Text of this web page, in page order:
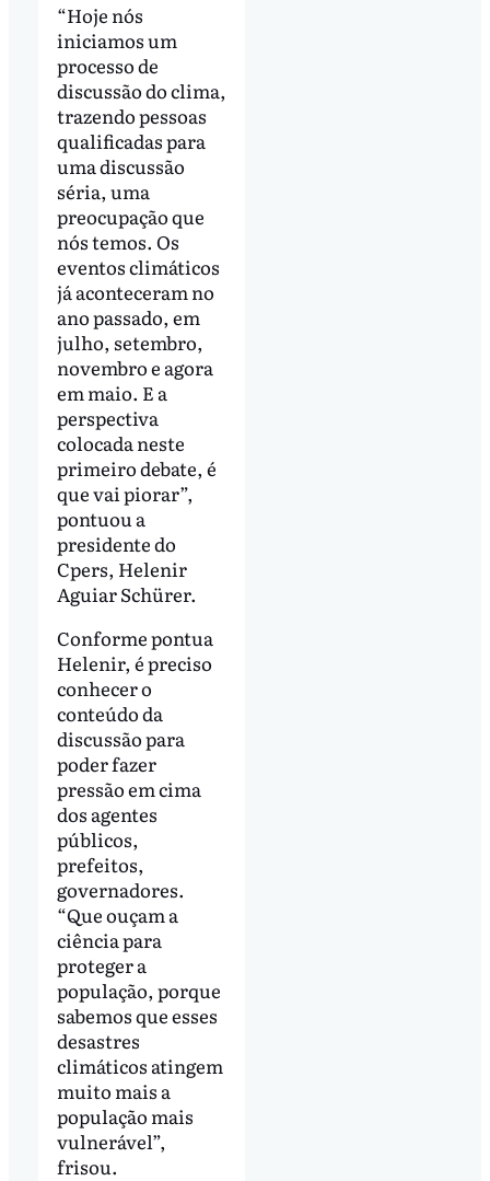
“Hoje nós
iniciamos um
processo de
discussão do clima,
trazendo pessoas
qualificadas para
uma discussão
séria, uma
preocupação que
nós temos. Os
eventos climáticos
já aconteceram no
ano passado, em
julho, setembro,
novembro e agora
em maio. E a
perspectiva
colocada neste
primeiro debate, é
que vai piorar”,
pontuou a
presidente do
Cpers, Helenir
Aguiar Schürer.
Conforme pontua
Helenir, é preciso
conhecer o
conteúdo da
discussão para
poder fazer
pressão em cima
dos agentes
públicos,
prefeitos,
governadores.
“Que ouçam a
ciência para
proteger a
população, porque
sabemos que esses
desastres
climáticos atingem
muito mais a
população mais
vulnerável”,
frisou.